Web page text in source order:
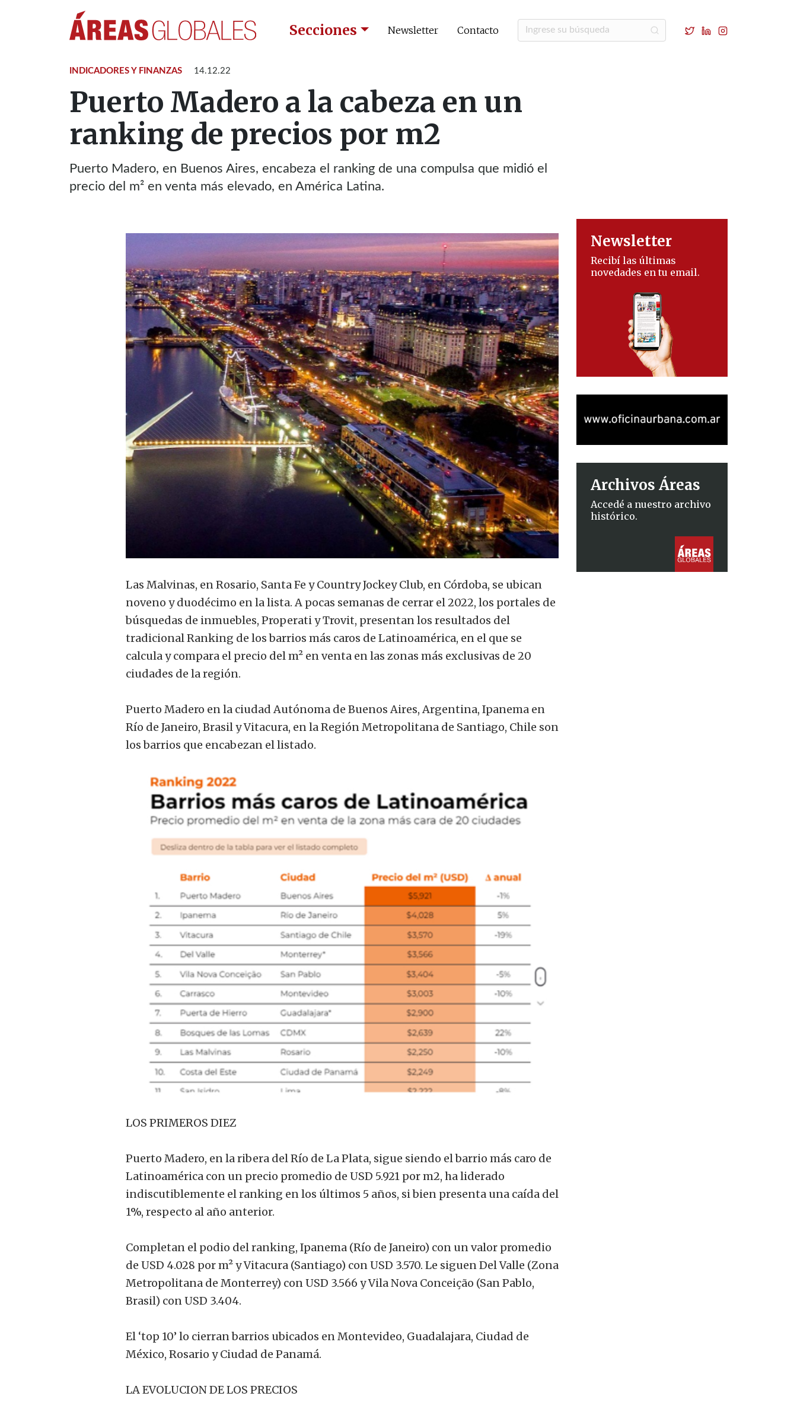
Secciones Newsletter Contacto
INDICADORES Y FINANZAS 14.12.22
Puerto Madero a la cabeza en un
ranking de precios por m2
Puerto Madero, en Buenos Aires, encabeza el ranking de una compulsa que midió el
precio del m² en venta más elevado, en América Latina.
Las Malvinas, en Rosario, Santa Fe y Country Jockey Club, en Córdoba, se ubican
noveno y duodécimo en la lista. A pocas semanas de cerrar el 2022, los portales de
búsquedas de inmuebles, Properati y Trovit, presentan los resultados del
tradicional Ranking de los barrios más caros de Latinoamérica, en el que se
calcula y compara el precio del m² en venta en las zonas más exclusivas de 20
ciudades de la región.
Puerto Madero en la ciudad Autónoma de Buenos Aires, Argentina, Ipanema en
Río de Janeiro, Brasil y Vitacura, en la Región Metropolitana de Santiago, Chile son
los barrios que encabezan el listado.
LOS PRIMEROS DIEZ
Puerto Madero, en la ribera del Río de La Plata, sigue siendo el barrio más caro de
Latinoamérica con un precio promedio de USD 5.921 por m2, ha liderado
indiscutiblemente el ranking en los últimos 5 años, si bien presenta una caída del
1%, respecto al año anterior.
Completan el podio del ranking, Ipanema (Río de Janeiro) con un valor promedio
de USD 4.028 por m² y Vitacura (Santiago) con USD 3.570. Le siguen Del Valle (Zona
Metropolitana de Monterrey) con USD 3.566 y Vila Nova Conceição (San Pablo,
Brasil) con USD 3.404.
El ‘top 10’ lo cierran barrios ubicados en Montevideo, Guadalajara, Ciudad de
México, Rosario y Ciudad de Panamá.
LA EVOLUCION DE LOS PRECIOS
Newsletter
Recibí las últimas
novedades en tu email.
Archivos Áreas
Accedé a nuestro archivo
histórico.